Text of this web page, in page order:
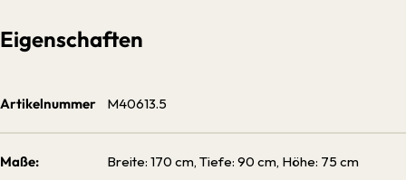
Eigenschaften
Artikelnummer M40613.5
Maße: Breite: 170 cm, Tiefe: 90 cm, Höhe: 75 cm